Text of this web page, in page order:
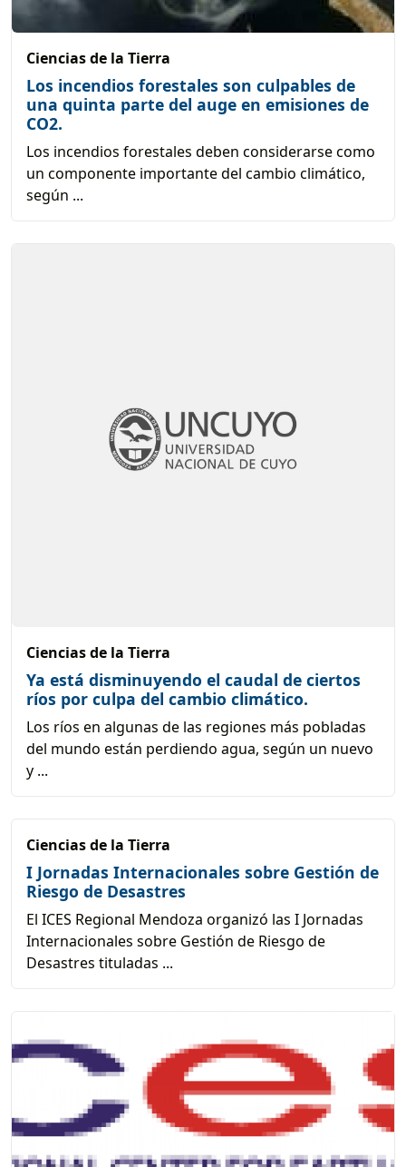
Ciencias de la Tierra
Los incendios forestales son culpables de
una quinta parte del auge en emisiones de
CO2.
Los incendios forestales deben considerarse como
un componente importante del cambio climático,
según ...
Ciencias de la Tierra
Ya está disminuyendo el caudal de ciertos
ríos por culpa del cambio climático.
Los ríos en algunas de las regiones más pobladas
del mundo están perdiendo agua, según un nuevo
y ...
Ciencias de la Tierra
I Jornadas Internacionales sobre Gestión de
Riesgo de Desastres
El ICES Regional Mendoza organizó las I Jornadas
Internacionales sobre Gestión de Riesgo de
Desastres tituladas ...